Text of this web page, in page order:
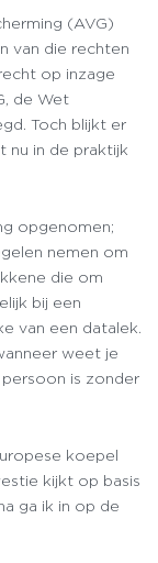
(AVG)
van die rechten
op inzage
de Wet
Toch blijkt er
nu in de praktijk
opgenomen;
nemen om
die om
bij een
van een datalek.
weet je
is zonder
koepel
kijkt op basis
ga ik in op de